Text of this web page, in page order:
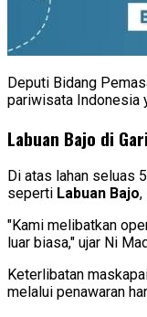
Deputi Bidang
pariwisata Indonesia
Labuan Bajo di
Di atas lahan seluas
seperti Labuan Bajo,
"Kami melibatkan
luar biasa," ujar Ni
Keterlibatan
melalui penawaran